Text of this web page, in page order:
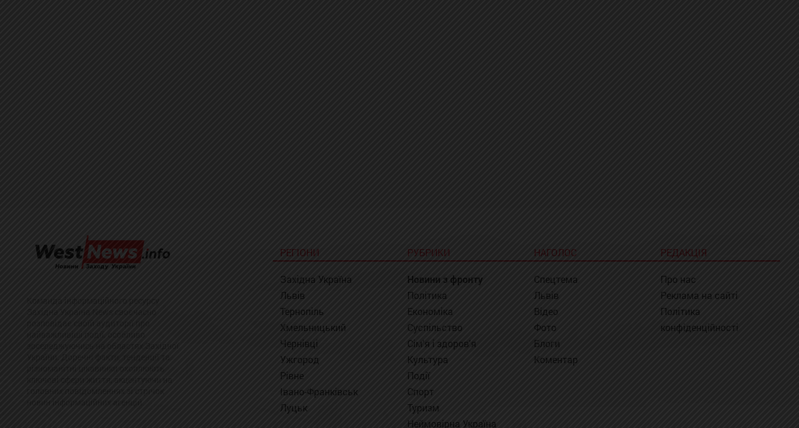
РЕГІОНИ
Західна Україна
Львів
Тернопіль
Хмельницький
Чернівці
Ужгород
Рівне
Івано-Франківськ
Луцьк
РУБРИКИ
Новини з фронту
Політика
Економіка
Суспільство
Сім'я і здоров'я
Культура
Події
Спорт
Туризм
Неймовірна Україна
НАГОЛОС
Спецтема
Львів
Відео
Фото
Блоги
Коментар
РЕДАКЦІЯ
Про нас
Реклама на сайті
Політика
конфіденційності